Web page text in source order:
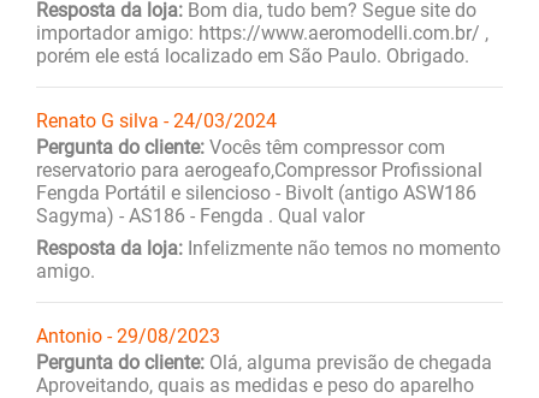
Resposta da loja: Bom dia, tudo bem? Segue site do
importador amigo: https://www.aeromodelli.com.br/ ,
porém ele está localizado em São Paulo. Obrigado.
Renato G silva - 24/03/2024
Pergunta do cliente: Vocês têm compressor com
reservatorio para aerogeafo,Compressor Profissional
Fengda Portátil e silencioso - Bivolt (antigo ASW186
Sagyma) - AS186 - Fengda . Qual valor
Resposta da loja: Infelizmente não temos no momento
amigo.
Antonio - 29/08/2023
Pergunta do cliente: Olá, alguma previsão de chegada
Aproveitando, quais as medidas e peso do aparelho